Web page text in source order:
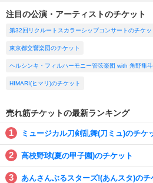
注目の公演・アーティストのチケット
第32回リクルートスカラーシップコンサートのチケッ
東京都交響楽団のチケット
ヘルシンキ・フィルハーモニー管弦楽団 with 角野隼
HIMARI(ヒマリ)のチケット
売れ筋チケットの最新ランキング
ミュージカル刀剣乱舞(刀ミュ)のチケ
高校野球(夏の甲子園)のチケット
あんさんぶるスターズ!(あんスタ)のチ